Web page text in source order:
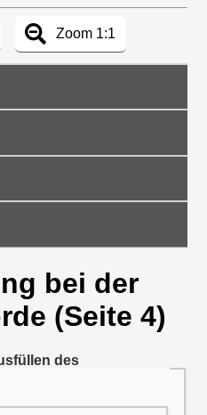
Zoom 1:1
bei der
(Seite 4)
des